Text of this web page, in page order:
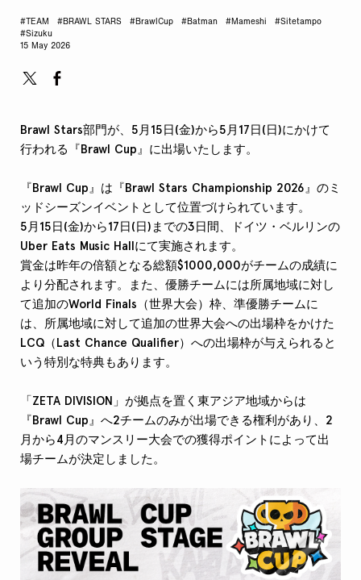
#TEAM #BRAWL STARS #BrawlCup #Batman #Mameshi
#Sitetampo
#Sizuku
15 May 2026
Brawl Stars部門が、5月15日(金)から5月17日(日)にかけて
行われる『Brawl Cup』に出場いたします。
『Brawl Cup』は『Brawl Stars Championship 2026』のミ
ッドシーズンイベントとして位置づけられています。
5月15日(金)から17日(日)までの3日間、ドイツ・ベルリンの
Uber Eats Music Hallにて実施されます。
賞金は昨年の倍額となる総額$1000,000がチームの成績に
より分配されます。また、優勝チームには所属地域に対し
て追加のWorld Finals（世界大会）枠、準優勝チームに
は、所属地域に対して追加の世界大会への出場枠をかけた
LCQ（Last Chance Qualifier）への出場枠が与えられると
いう特別な特典もあります。
「ZETA DIVISION」が拠点を置く東アジア地域からは
『Brawl Cup』へ2チームのみが出場できる権利があり、2
月から4月のマンスリー大会での獲得ポイントによって出
場チームが決定しました。